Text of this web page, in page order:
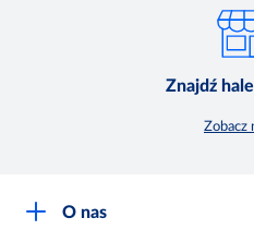
Znajdź
Zobacz
O nas